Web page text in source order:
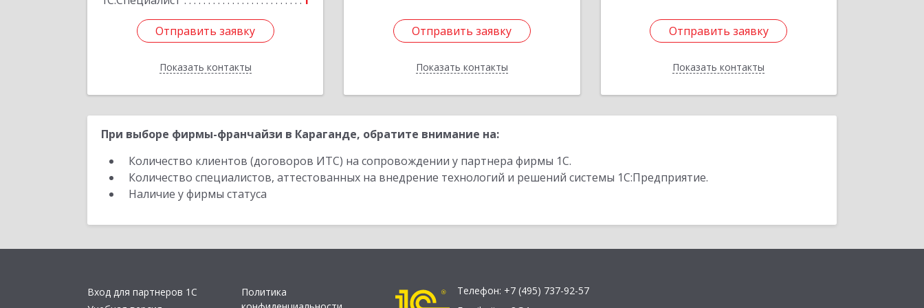
Отправить заявку
Показать контакты
Отправить заявку
Назад
Отправить заявку
Показать контакты
Отправить заявку
Назад
Отправить заявку
Показать контакты
Отправить заявку
Назад
При выборе фирмы-франчайзи в Караганде, обратите внимание на:
Количество клиентов (договоров ИТС) на сопровождении у партнера фирмы 1С.
Количество специалистов, аттестованных на внедрение технологий и решений системы 1С:Предприятие.
Наличие у фирмы статуса
Вход для партнеров 1С
Политика
Телефон: +7 (495) 737-92-57